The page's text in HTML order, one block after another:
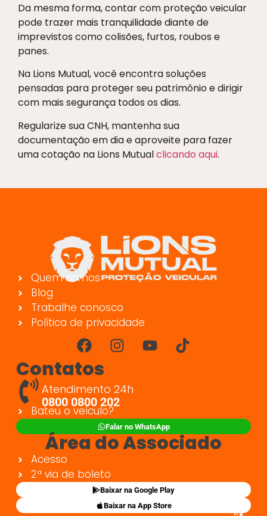
Da mesma forma, contar com proteção veicular
pode trazer mais tranquilidade diante de
imprevistos como colisões, furtos, roubos e
panes.
Na Lions Mutual, você encontra soluções
pensadas para proteger seu patrimônio e dirigir
com mais segurança todos os dias.
Regularize sua CNH, mantenha sua
documentação em dia e aproveite para fazer
uma cotação na Lions Mutualclicando aqui.
Quem somos
Blog
Trabalhe conosco
Política de privacidade
Contatos
Atendimento 24h
0800 0800 202
Bateu o veículo?
Falar no WhatsApp
Área do Associado
Acesso
2ª via de boleto
Baixar na Google Play
Baixar na App Store